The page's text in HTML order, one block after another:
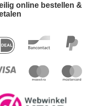
online bestellen &